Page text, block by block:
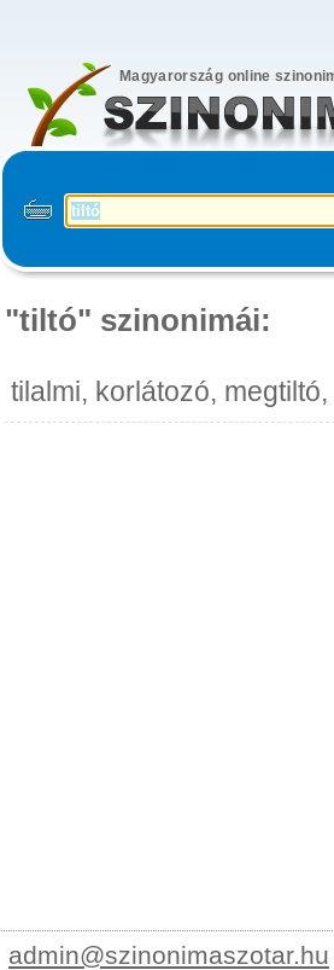
Magyarország online
"tiltó" szinonimái:
tilalmi, korlátozó,
admin@szinonimaszotar.hu